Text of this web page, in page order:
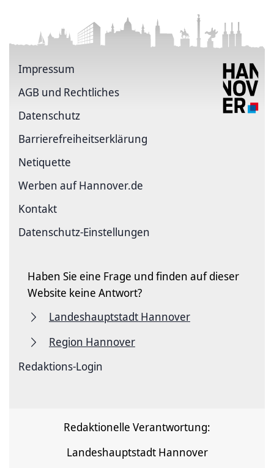
Impressum
AGB und Rechtliches
Datenschutz
Barriere­freiheits­erklärung
Netiquette
Werben auf Hannover.de
Kontakt
Datenschutz-Einstellungen
Haben Sie eine Frage und finden auf dieser
Website keine Antwort?
Landeshauptstadt Hannover
Region Hannover
Redaktions-Login
Redaktionelle Verantwortung:
Landeshauptstadt Hannover